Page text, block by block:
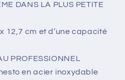
DANS LA PLUS PETITE
12,7 cm et d’une capacité
PROFESSIONNEL
en acier inoxydable